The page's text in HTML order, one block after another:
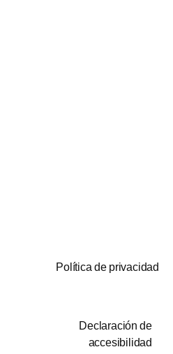
Política de privacidad
Declaración de
accesibilidad